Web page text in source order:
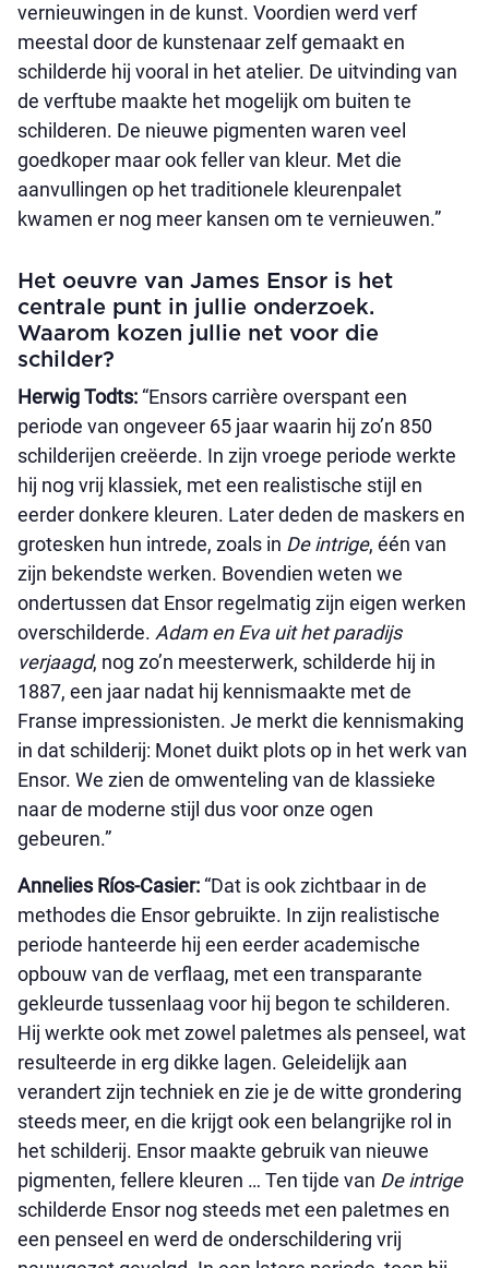
vernieuwingen in de kunst. Voordien werd verf
meestal door de kunstenaar zelf gemaakt en
schilderde hij vooral in het atelier. De uitvinding van
de verftube maakte het mogelijk om buiten te
schilderen. De nieuwe pigmenten waren veel
goedkoper maar ook feller van kleur. Met die
aanvullingen op het traditionele kleurenpalet
kwamen er nog meer kansen om te vernieuwen.”
Het oeuvre van James Ensor is het
centrale punt in jullie onderzoek.
Waarom kozen jullie net voor die
schilder?
Herwig Todts: “Ensors carrière overspant een
periode van ongeveer 65 jaar waarin hij zo’n 850
schilderijen creëerde. In zijn vroege periode werkte
hij nog vrij klassiek, met een realistische stijl en
eerder donkere kleuren. Later deden de maskers en
grotesken hun intrede, zoals in De intrige, één van
zijn bekendste werken. Bovendien weten we
ondertussen dat Ensor regelmatig zijn eigen werken
overschilderde. Adam en Eva uit het paradijs
verjaagd, nog zo’n meesterwerk, schilderde hij in
1887, een jaar nadat hij kennismaakte met de
Franse impressionisten. Je merkt die kennismaking
in dat schilderij: Monet duikt plots op in het werk van
Ensor. We zien de omwenteling van de klassieke
naar de moderne stijl dus voor onze ogen
gebeuren.”
Annelies Ríos-Casier: “Dat is ook zichtbaar in de
methodes die Ensor gebruikte. In zijn realistische
periode hanteerde hij een eerder academische
opbouw van de verflaag, met een transparante
gekleurde tussenlaag voor hij begon te schilderen.
Hij werkte ook met zowel paletmes als penseel, wat
resulteerde in erg dikke lagen. Geleidelijk aan
verandert zijn techniek en zie je de witte grondering
steeds meer, en die krijgt ook een belangrijke rol in
het schilderij. Ensor maakte gebruik van nieuwe
pigmenten, fellere kleuren … Ten tijde van De intrige
schilderde Ensor nog steeds met een paletmes en
een penseel en werd de onderschildering vrij